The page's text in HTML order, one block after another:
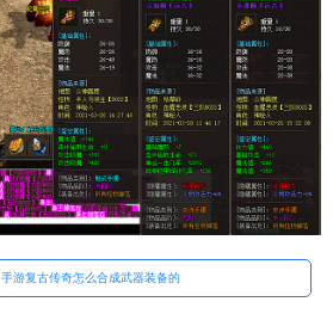
手游复古传奇怎么合成武器装备的